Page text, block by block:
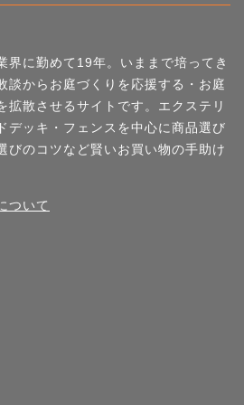
界に勤めて19年。いままで培ってき
談からお庭づくりを応援する・お庭
拡散させるサイトです。エクステリ
デッキ・フェンスを中心に商品選び
びのコツなど賢いお買い物の手助け
ついて